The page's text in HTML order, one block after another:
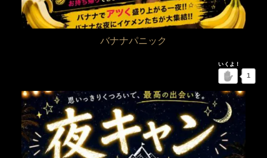
バナナパニック
1